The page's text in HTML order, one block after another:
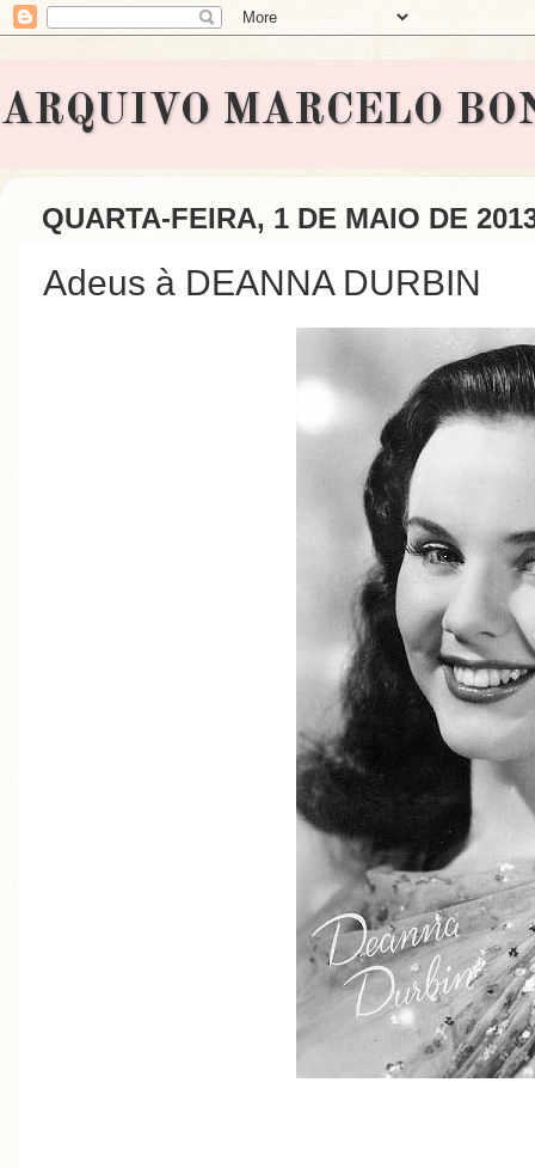
ARQUIVO MARCELO
QUARTA-FEIRA, 1 DE MAIO DE
Adeus à DEANNA DURBIN